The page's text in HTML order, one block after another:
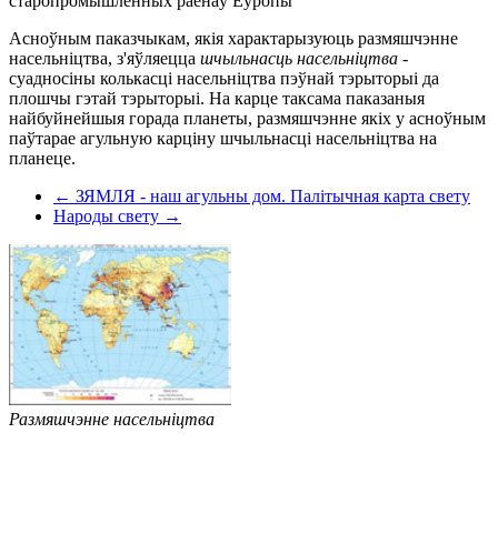
Асноўным паказчыкам, якія характарызуюць размяшчэнне
насельніцтва, з'яўляецца шчыльнасць насельніцтва -
суадносіны колькасці насельніцтва пэўнай тэрыторыі да
плошчы гэтай тэрыторыі. На карце таксама паказаныя
найбуйнейшыя горада планеты, размяшчэнне якіх у асноўным
паўтарае агульную карціну шчыльнасці насельніцтва на
планеце.
← ЗЯМЛЯ - наш агульны дом. Палітычная карта свету
Народы свету →
Размяшчэнне насельніцтва